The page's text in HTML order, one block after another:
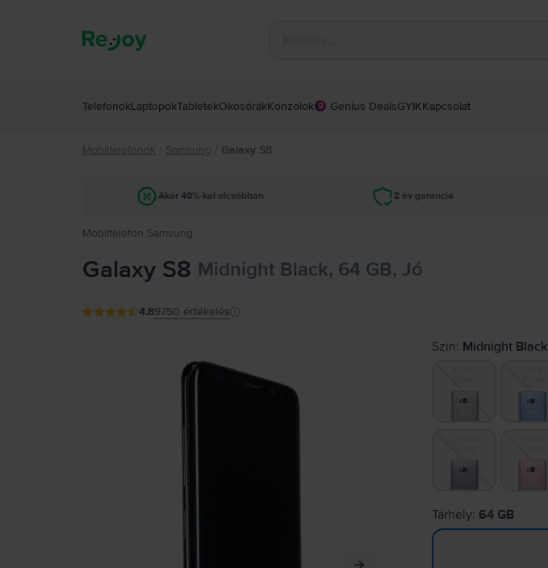
TelefonokLaptopokTabletekOkosórákKonzolok Genius DealsGYIKKapcsolat
Mobiltelefonok / Samsung / Galaxy S8
Akár 40%-kal olcsóbban 2 év garancia
Mobiltelefon Samsung
Galaxy S8 Midnight Black, 64 GB, Jó
4.89750 értékelés
Szín: Midnight Black
Tárhely: 64 GB